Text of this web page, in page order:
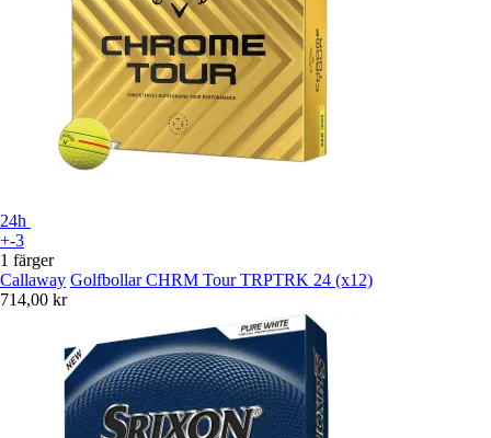
24h
+-3
1 färger
Callaway Golfbollar CHRM Tour TRPTRK 24 (x12)
714,00 kr